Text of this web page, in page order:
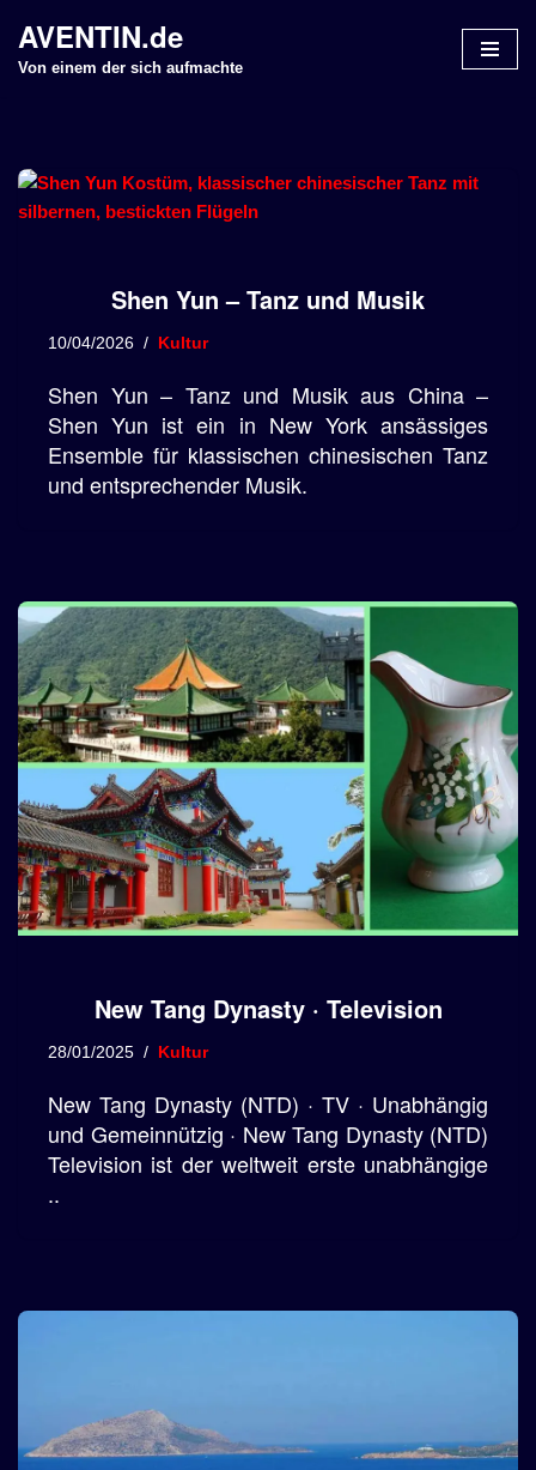
Z
n
h
AVENTIN.de
Von einem der sich aufmachte
Shen Yun – Tanz und Musik
10/04/2026 Kultur
Shen Yun – Tanz und Musik aus China –
Shen Yun ist ein in New York ansässiges
Ensemble für klassischen chinesischen Tanz
und entsprechender Musik.
New Tang Dynasty · Television
28/01/2025 Kultur
New Tang Dynasty (NTD) · TV · Unabhängig
und Gemeinnützig · New Tang Dynasty (NTD)
Television ist der weltweit erste unabhängige
..